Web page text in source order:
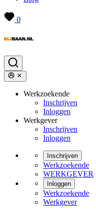
0
Werkzoekende
Inschrijven
Inloggen
Werkgever
Inschrijven
Inloggen
Inschrijven
Werkzoekende
WERKGEVER
Inloggen
Werkzoekende
Werkgever